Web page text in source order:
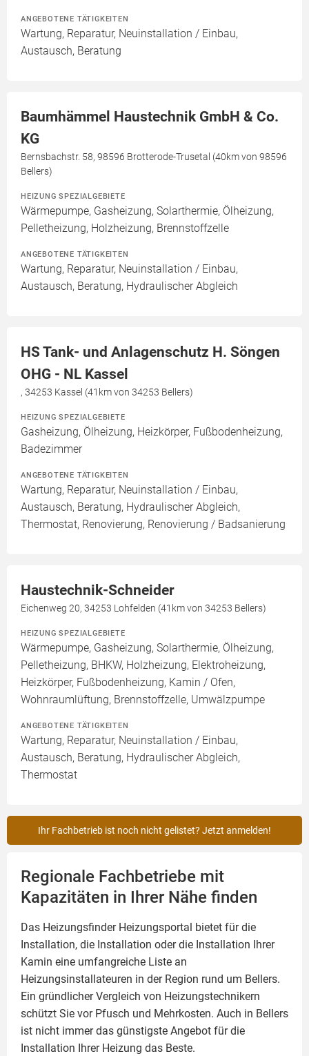
ANGEBOTENE TÄTIGKEITEN
Wartung, Reparatur, Neuinstallation / Einbau,
Austausch, Beratung
Baumhämmel Haustechnik GmbH & Co.
KG
Bernsbachstr. 58, 98596 Brotterode-Trusetal (40km von 98596
Bellers)
HEIZUNG SPEZIALGEBIETE
Wärmepumpe, Gasheizung, Solarthermie, Ölheizung,
Pelletheizung, Holzheizung, Brennstoffzelle
ANGEBOTENE TÄTIGKEITEN
Wartung, Reparatur, Neuinstallation / Einbau,
Austausch, Beratung, Hydraulischer Abgleich
HS Tank- und Anlagenschutz H. Söngen
OHG - NL Kassel
, 34253 Kassel (41km von 34253 Bellers)
HEIZUNG SPEZIALGEBIETE
Gasheizung, Ölheizung, Heizkörper, Fußbodenheizung,
Badezimmer
ANGEBOTENE TÄTIGKEITEN
Wartung, Reparatur, Neuinstallation / Einbau,
Austausch, Beratung, Hydraulischer Abgleich,
Thermostat, Renovierung, Renovierung / Badsanierung
Haustechnik-Schneider
Eichenweg 20, 34253 Lohfelden (41km von 34253 Bellers)
HEIZUNG SPEZIALGEBIETE
Wärmepumpe, Gasheizung, Solarthermie, Ölheizung,
Pelletheizung, BHKW, Holzheizung, Elektroheizung,
Heizkörper, Fußbodenheizung, Kamin / Ofen,
Wohnraumlüftung, Brennstoffzelle, Umwälzpumpe
ANGEBOTENE TÄTIGKEITEN
Wartung, Reparatur, Neuinstallation / Einbau,
Austausch, Beratung, Hydraulischer Abgleich,
Thermostat
Ihr Fachbetrieb ist noch nicht gelistet? Jetzt anmelden!
Regionale Fachbetriebe mit
Kapazitäten in Ihrer Nähe finden
Das Heizungsfinder Heizungsportal bietet für die
Installation, die Installation oder die Installation Ihrer
Kamin eine umfangreiche Liste an
Heizungsinstallateuren in der Region rund um Bellers.
Ein gründlicher Vergleich von Heizungstechnikern
schützt Sie vor Pfusch und Mehrkosten. Auch in Bellers
ist nicht immer das günstigste Angebot für die
Installation Ihrer Heizung das Beste.